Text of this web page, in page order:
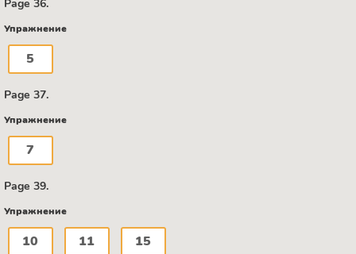
Page 36.
Упражнение
5
Page 37.
Упражнение
7
Page 39.
Упражнение
10 11 15